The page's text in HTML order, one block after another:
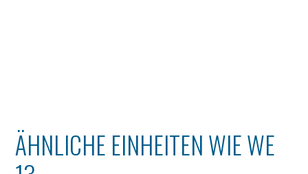
ÄHNLICHE EINHEITEN WIE WE